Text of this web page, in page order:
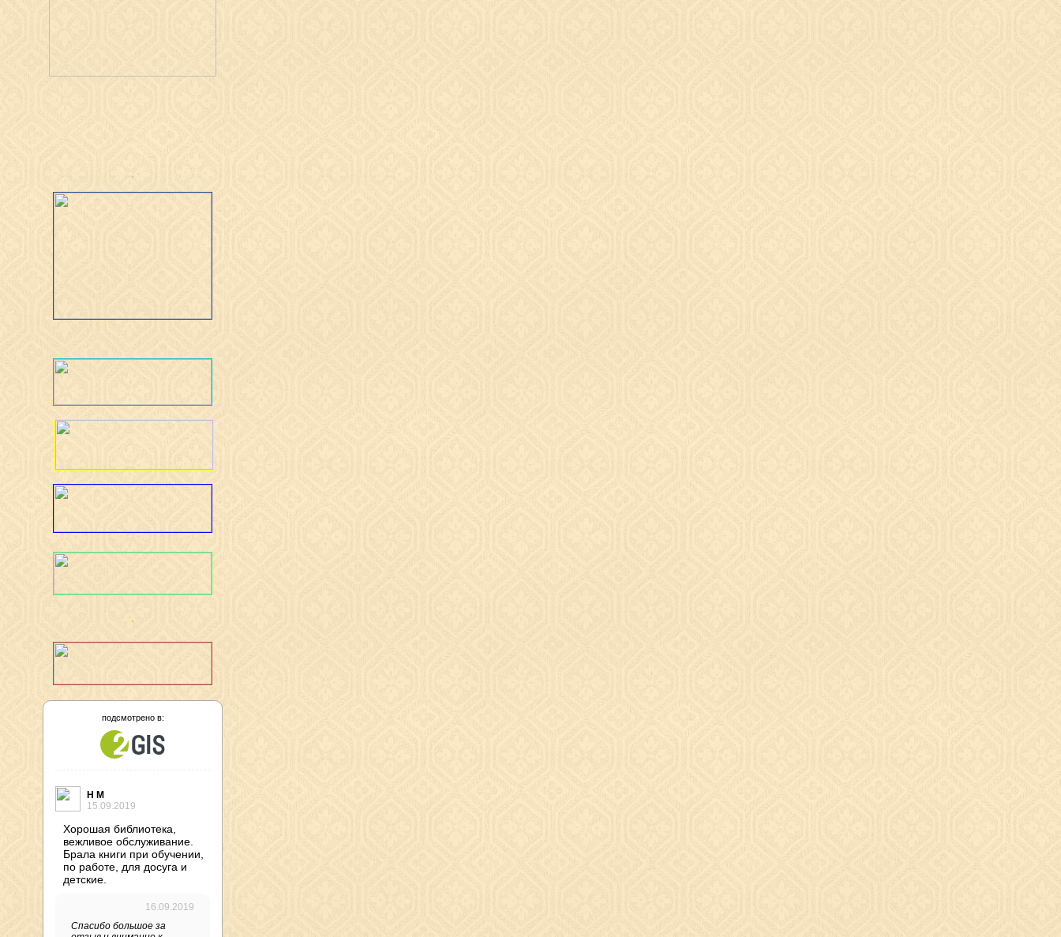
подсмотрено в:
Н М
15.09.2019
Хорошая библиотека,
вежливое обслуживание.
Брала книги при обучении,
по работе, для досуга и
детские.
16.09.2019
Спасибо большое за